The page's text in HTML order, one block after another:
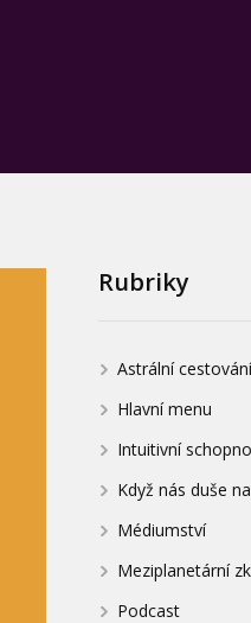
Rubriky
Astrální cestování
Hlavní menu
Intuitivní
Když nás duše
Médiumství
Meziplanetární
Podcast